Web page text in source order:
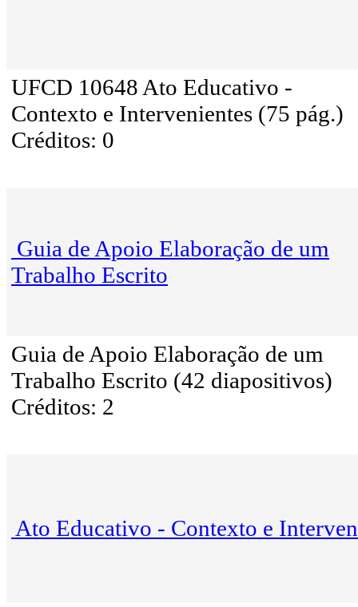
UFCD 10648 Ato Educativo -
Contexto e Intervenientes (75 pág.)
Créditos: 0
Guia de Apoio Elaboração de um
Trabalho Escrito
Guia de Apoio Elaboração de um
Trabalho Escrito (42 diapositivos)
Créditos: 2
Ato Educativo - Contexto e